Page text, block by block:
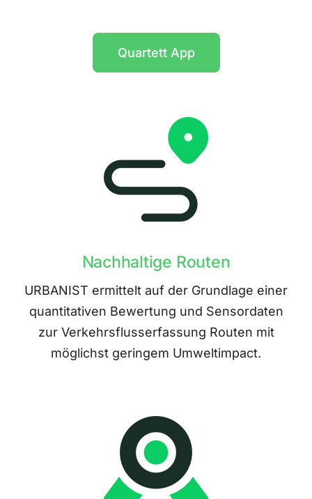
Quartett App
Nachhaltige Routen
URBANIST ermittelt auf der Grundlage einer
quantitativen Bewertung und Sensordaten
zur Verkehrsflusserfassung Routen mit
möglichst geringem Umweltimpact.